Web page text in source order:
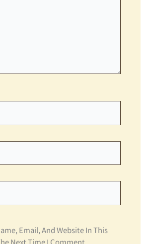
Email, And Website In This
Next Time I Comment.